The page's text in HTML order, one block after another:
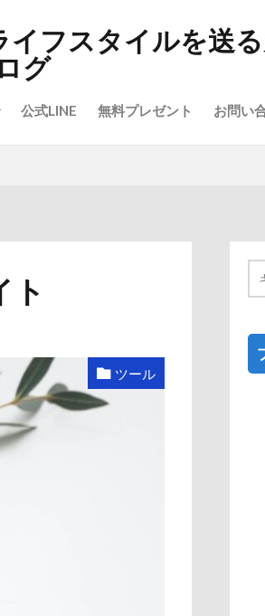
フスタイルを送
ログ
公式LINE 無料プレゼント お問い
ト
ツール